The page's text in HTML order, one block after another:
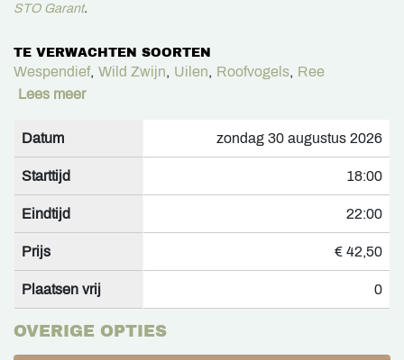
STO Garant.
TE VERWACHTEN SOORTEN
Wespendief, Wild Zwijn, Uilen, Roofvogels, Ree
Lees meer
Datum zondag 30 augustus 2026
Starttijd 18:00
Eindtijd 22:00
Prijs € 42,50
Plaatsen vrij 0
OVERIGE OPTIES